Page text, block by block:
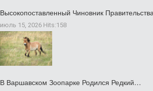
Высокопоставленный Чиновник
июль 15, 2026 Hits:158
В Варшавском Зоопарке Родился Редкий…